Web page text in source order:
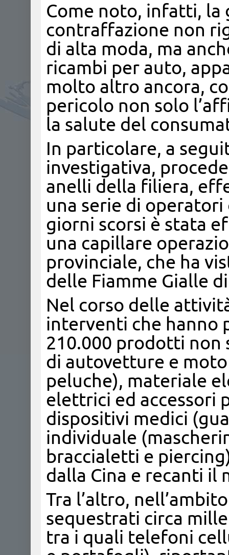
Come noto, infatti, la
contraffazione non
di alta moda, ma
ricambi per auto,
molto altro ancora,
pericolo non solo
la salute del
In particolare, a
investigativa,
anelli della filiera,
una serie di
giorni scorsi è stata
una capillare
provinciale, che ha
delle Fiamme Gialle
Nel corso delle
interventi che hanno
210.000 prodotti
di autovetture e
peluche), materiale
elettrici ed accessori
dispositivi medici
individuale
braccialetti e
dalla Cina e recanti il
Tra l’altro,
sequestrati circa
tra i quali telefoni